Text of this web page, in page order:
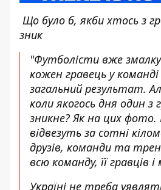
Що було б, якби хтось з
зник
"Футболісти вже
кожен гравець у
загальний результат.
коли якогось дня один з
зникне? Як на цих фото.
відвезуть за сотні
друзів, команди та
всю команду, її гравців
Україні не треба